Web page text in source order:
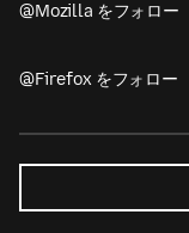
@Mozilla をフォロー
@Firefox をフォロー